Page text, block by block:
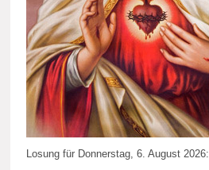
Losung für Donnerstag, 6. August 2026: